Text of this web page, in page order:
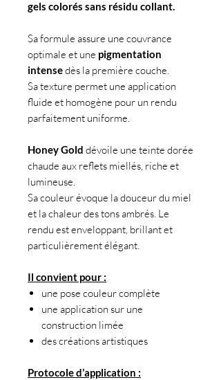
gels colorés sans résidu collant.
Sa formule assure une couvrance
optimale et une pigmentation
intensedès la première couche.
Sa texture permet une application
fluide et homogène pour un rendu
parfaitement uniforme.
Honey Gold dévoile une teinte dorée
chaude aux reflets miellés, riche et
lumineuse.
Sa couleur évoque la douceur du miel
et la chaleur des tons ambrés. Le
rendu est enveloppant, brillant et
particulièrement élégant.
Il convient pour :
une pose couleur complète
une application sur une
construction limée
des créations artistiques
Protocole d’application :